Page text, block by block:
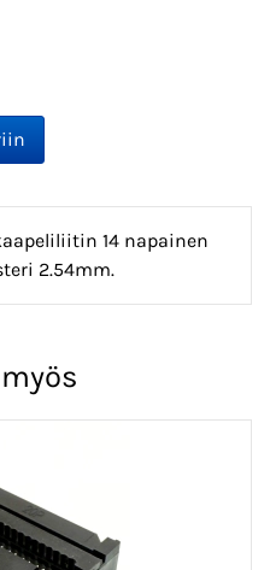
14 napainen
2.54mm.